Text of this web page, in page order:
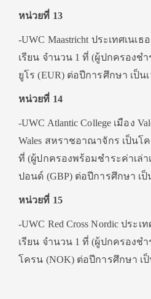
หน่วยที่ 13
-UWC Maastricht ประเทศเน
เรียน จำนวน 1 ที่ (ผู้ปกครองชำ
ยูโร (EUR) ต่อปีการศึกษา เป็น
หน่วยที่ 14
-UWC Atlantic College เมือง
Wales สหราชอาณาจักร เป็นโ
ที่ (ผู้ปกครองพร้อมชำระค่าเล่า
ปอนด์ (GBP) ต่อปีการศึกษา เป็
หน่วยที่ 15
-UWC Red Cross Nordic ประ
เรียน จำนวน 1 ที่ (ผู้ปกครองชำ
โครน (NOK) ต่อปีการศึกษา เป็